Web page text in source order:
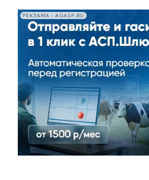
РЕКЛАМА • AOASP.RU